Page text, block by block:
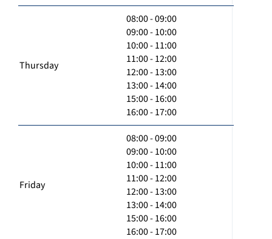
Thursday
08:00 - 09:00
09:00 - 10:00
10:00 - 11:00
11:00 - 12:00
12:00 - 13:00
13:00 - 14:00
15:00 - 16:00
16:00 - 17:00
Friday
08:00 - 09:00
09:00 - 10:00
10:00 - 11:00
11:00 - 12:00
12:00 - 13:00
13:00 - 14:00
15:00 - 16:00
16:00 - 17:00